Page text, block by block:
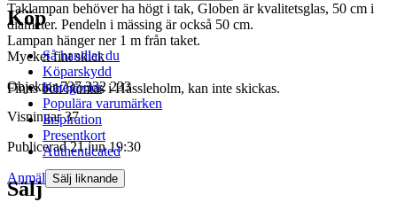
Taklampan behöver ha högt i tak, Globen är kvalitetsglas, 50 cm i
diameter. Pendeln i mässing är också 50 cm.
Lampan hänger ner 1 m från taket.
Mycket fint skick
Finns och hämtas i Hässleholm, kan inte skickas.
Objektnr 737 332 233
Visningar 37
Publicerad 21 jun 19:30
Anmäl Sälj liknande
Köp
Så handlar du
Köparskydd
Kategorier
Populära varumärken
Inspiration
Presentkort
Authenticated
Sälj